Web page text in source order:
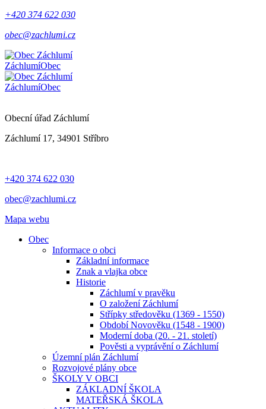
+420 374 622 030
obec@zachlumi.cz
ZáchlumíObec
ZáchlumíObec
Obecní úřad Záchlumí
Záchlumí 17, 34901 Stříbro
+420 374 622 030
obec@zachlumi.cz
Mapa webu
Obec
Informace o obci
Základní informace
Znak a vlajka obce
Historie
Záchlumí v pravěku
O založení Záchlumí
Střípky středověku (1369 - 1550)
Období Novověku (1548 - 1900)
Moderní doba (20. - 21. století)
Pověsti a vyprávění o Záchlumí
Územní plán Záchlumí
Rozvojové plány obce
ŠKOLY V OBCI
ZÁKLADNÍ ŠKOLA
MATEŘSKÁ ŠKOLA